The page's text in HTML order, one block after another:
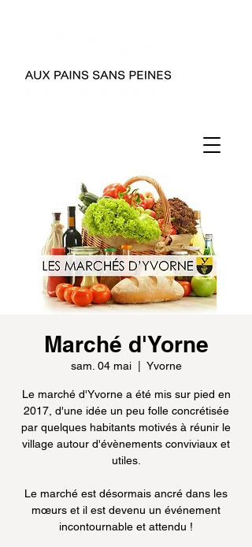
Marché d'Yorne
sam. 04 mai
  |
Yvorne
Le marché d'Yvorne a été mis sur pied en
2017, d'une idée un peu folle concrétisée
par quelques habitants motivés à réunir le
village autour d'évènements conviviaux et
utiles.
Le marché est désormais ancré dans les
mœurs et il est devenu un événement
incontournable et attendu !